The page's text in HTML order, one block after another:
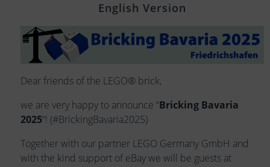
English Version
Dear friends of the LEGO® brick,
we are very happy to announce “Bricking Bavaria
2025“! (#BrickingBavaria2025)
Together with our partner LEGO Germany GmbH and
with the kind support of eBay we will be guests at